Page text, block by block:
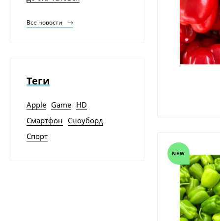
NEW
Европа Tarkett
4 291
Все новости
Теги
Apple Game HD
Смартфон Сноуборд
Спорт